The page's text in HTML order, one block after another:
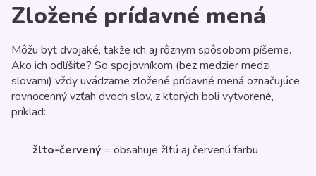
Zložené prídavné mená
Môžu byť dvojaké, takže ich aj rôznym spôsobom píšeme.
Ako ich odlíšite? So spojovníkom (bez medzier medzi
slovami) vždy uvádzame zložené prídavné mená označujúce
rovnocenný vzťah dvoch slov, z ktorých boli vytvorené,
príklad:
žlto-červený = obsahuje žltú aj červenú farbu